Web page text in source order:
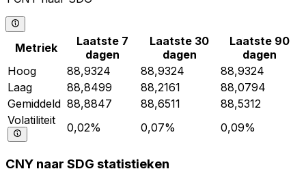
Metriek
Laatste 7
dagen
Laatste 30
dagen
Laatste 90
dagen
Hoog
88,9324 88,9324
88,9324
Laag
88,8499 88,2161
88,0794
Gemiddeld 88,8847 88,6511
88,5312
Volatiliteit
0,02% 0,07% 0,09%
CNY naar SDG statistieken